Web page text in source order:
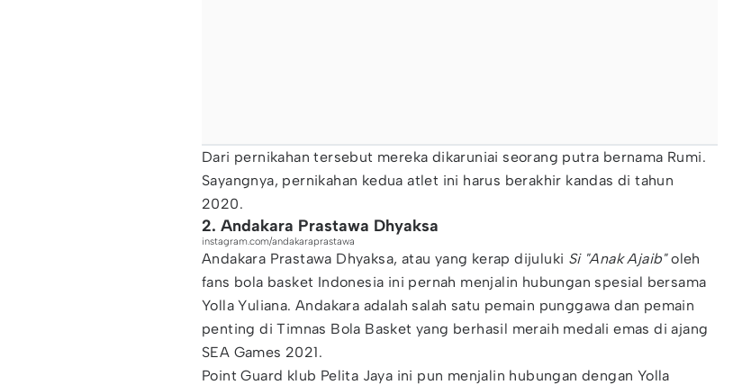
Dari pernikahan tersebut mereka dikaruniai seorang putra bernama Rumi.
Sayangnya, pernikahan kedua atlet ini harus berakhir kandas di tahun
2020.
2. Andakara Prastawa Dhyaksa
instagram.com/andakaraprastawa
Andakara Prastawa Dhyaksa, atau yang kerap dijuluki Si "Anak Ajaib"oleh
fans bola basket Indonesia ini pernah menjalin hubungan spesial bersama
Yolla Yuliana. Andakara adalah salah satu pemain punggawa dan pemain
penting di Timnas Bola Basket yang berhasil meraih medali emas di ajang
SEA Games 2021.
Point Guard klub Pelita Jaya ini pun menjalin hubungan dengan Yolla